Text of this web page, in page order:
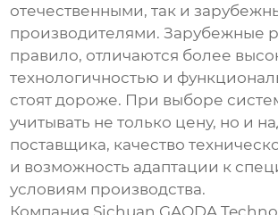
отечественными, так и
производителями. Зарубежные
правило, отличаются более
технологичностью и
стоят дороже. При выборе
учитывать не только цену, но и
поставщика, качество
и возможность адаптации к
условиям производства.
Компания Sichuan GAODA